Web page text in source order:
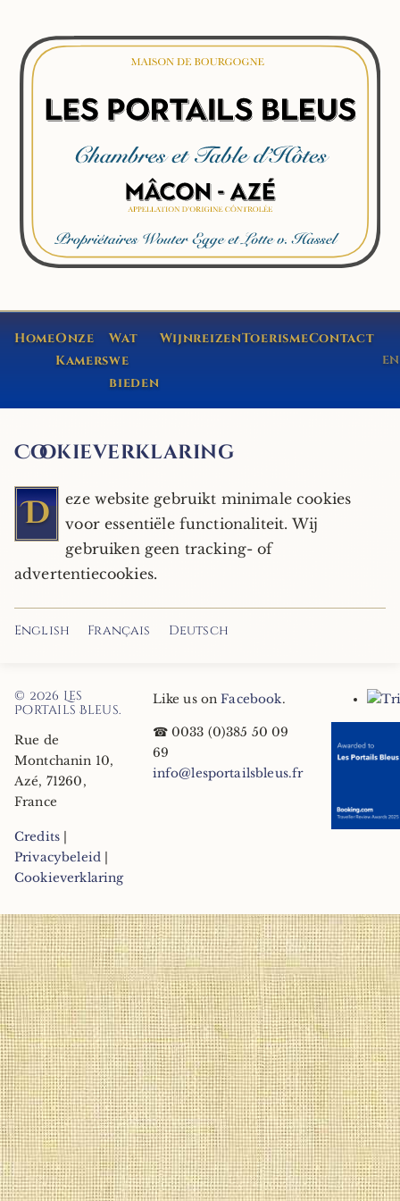
HomeOnze
Kamers
Wat
we
bieden
WijnreizenToerismeContact
EN
Cookieverklaring
D
eze website gebruikt minimale cookies
voor essentiële functionaliteit. Wij
gebruiken geen tracking- of
advertentiecookies.
English Français Deutsch
© 2026 Les
Portails Bleus.
Rue de
Montchanin 10,
Azé, 71260,
France
Credits
Privacybeleid
Cookieverklaring
Like us onFacebook.
☎ 0033 (0)385 50 09
69
info@lesportailsbleus.fr